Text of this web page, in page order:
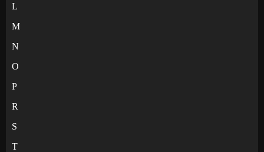
L
M
N
O
P
R
S
T